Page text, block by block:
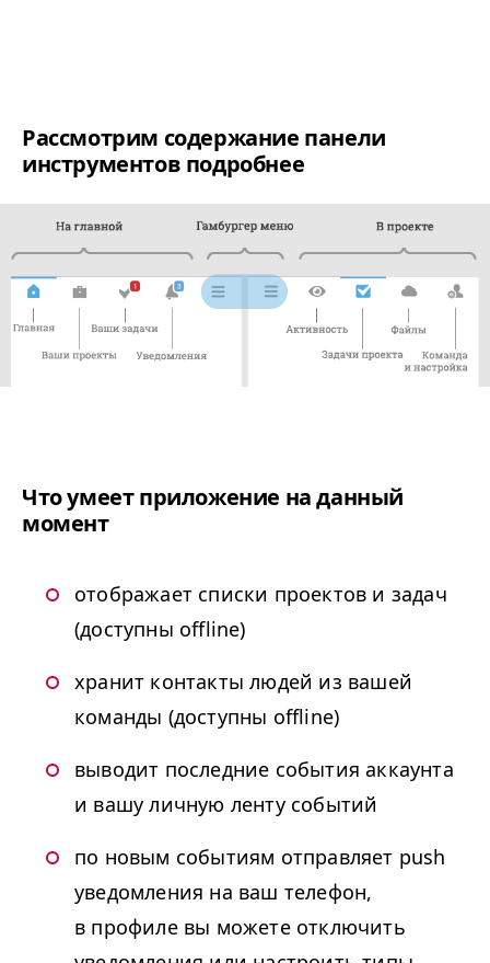
Рассмотрим содержание панели
инструментов подробнее
Что умеет приложение на данный
момент
отображает списки проектов и задач
(доступны offline)
хранит контакты людей из вашей
команды (доступны offline)
выводит последние события аккаунта
и вашу личную ленту событий
по новым событиям отправляет push
уведомления на ваш телефон,
в профиле вы можете отключить